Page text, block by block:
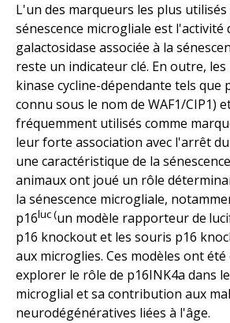
L'un des marqueurs les plus
sénescence microgliale est l'activité
galactosidase associée à la
reste un indicateur clé. En outre,
kinase cycline-dépendante tels que
connu sous le nom de WAF1/CIP1)
fréquemment utilisés comme
leur forte association avec l'arrêt du
une caractéristique de la
animaux ont joué un rôle
la sénescence microgliale,
p16luc (un modèle rapporteur de
p16 knockout et les souris p16
aux microglies. Ces modèles ont
explorer le rôle de p16INK4a dans
microglial et sa contribution aux
neurodégénératives liées à l'âge.